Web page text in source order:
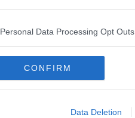
Personal Data Processing Opt Outs
CONFIRM
Data Deletion